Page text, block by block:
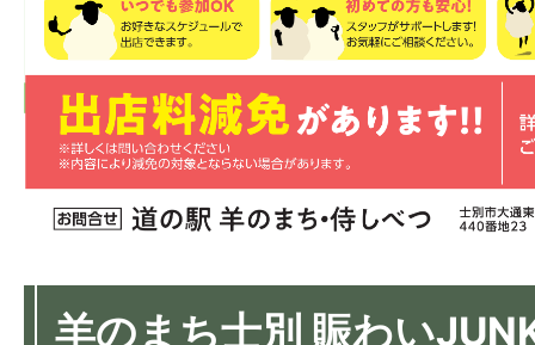
羊のまち士別 賑わい